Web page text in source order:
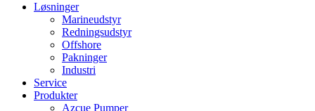
Løsninger
Marineudstyr
Redningsudstyr
Offshore
Pakninger
Industri
Service
Produkter
Azcue Pumper